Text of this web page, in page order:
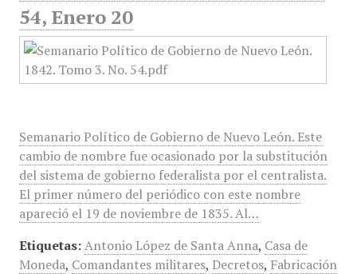
54, Enero 20
Semanario Político de Gobierno de Nuevo León. Este
cambio de nombre fue ocasionado por la substitución
del sistema de gobierno federalista por el centralista.
El primer número del periódico con este nombre
apareció el 19 de noviembre de 1835. Al…
Etiquetas: Antonio López de Santa Anna, Casa de
Moneda, Comandantes militares, Decretos, Fabricación